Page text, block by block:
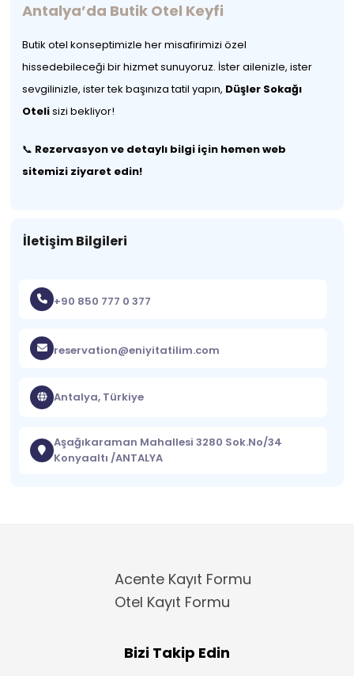
Antalya’da Butik Otel Keyfi
Butik otel konseptimizle her misafirimizi özel
hissedebileceği bir hizmet sunuyoruz. İster ailenizle, ister
sevgilinizle, ister tek başınıza tatil yapın, Düşler Sokağı
Otelisizi bekliyor!
📞 Rezervasyon ve detaylı bilgi için hemen web
sitemizi ziyaret edin!
İletişim Bilgileri
+90 850 777 0 377
reservation@eniyitatilim.com
Antalya, Türkiye
Aşağıkaraman Mahallesi 3280 Sok.No/34
Konyaaltı /ANTALYA
Acente Kayıt Formu
Otel Kayıt Formu
Bizi Takip Edin